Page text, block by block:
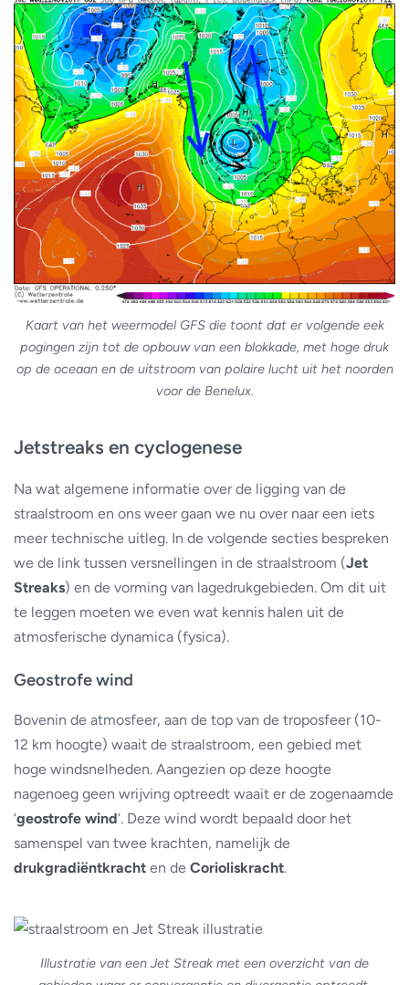
Kaart van het weermodel GFS die toont dat er volgende eek
pogingen zijn tot de opbouw van een blokkade, met hoge druk
op de oceaan en de uitstroom van polaire lucht uit het noorden
voor de Benelux.
Jetstreaks en cyclogenese
Na wat algemene informatie over de ligging van de
straalstroom en ons weer gaan we nu over naar een iets
meer technische uitleg. In de volgende secties bespreken
we de link tussen versnellingen in de straalstroom (Jet
Streaks) en de vorming van lagedrukgebieden. Om dit uit
te leggen moeten we even wat kennis halen uit de
atmosferische dynamica (fysica).
Geostrofe wind
Bovenin de atmosfeer, aan de top van de troposfeer (10-
12 km hoogte) waait de straalstroom, een gebied met
hoge windsnelheden. Aangezien op deze hoogte
nagenoeg geen wrijving optreedt waait er de zogenaamde
‘geostrofe wind‘. Deze wind wordt bepaald door het
samenspel van twee krachten, namelijk de
drukgradiëntkracht en de Corioliskracht.
Illustratie van een Jet Streak met een overzicht van de